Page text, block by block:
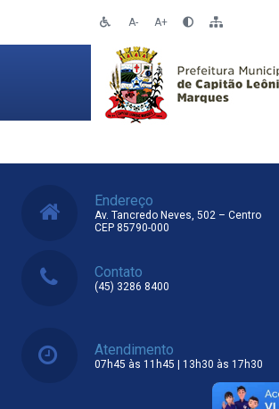
A- A+
Endereço
Av. Tancredo Neves, 502 – Centro
CEP 85790-000
Contato
(45) 3286 8400
Atendimento
07h45 às 11h45 | 13h30 às 17h30